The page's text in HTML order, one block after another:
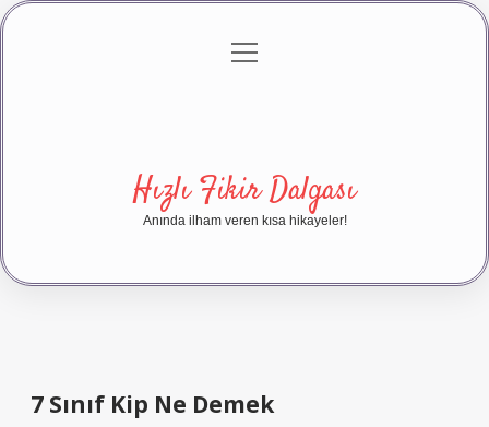
Gizlilik Politikası
menüyü
Hızlı Fikir Dalgası
Anında ilham veren kısa hikayeler!
7 Sınıf Kip Ne Demek